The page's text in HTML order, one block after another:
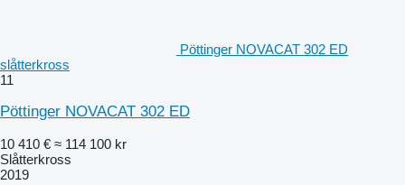
Pöttinger NOVACAT 302 ED
slåtterkross
11
Pöttinger NOVACAT 302 ED
10 410 € ≈ 114 100 kr
Slåtterkross
2019